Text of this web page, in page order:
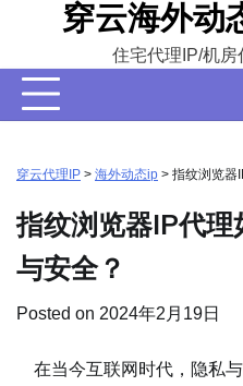
content
穿云海外动
住宅代理IP/机
穿云代理IP > 海外动态ip > 指纹浏览器
指纹浏览器IP代
与安全？
Posted on 2024年2月19日
在当今互联网时代，隐私